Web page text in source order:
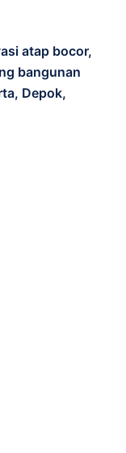
atap bocor,
bangunan
Depok,